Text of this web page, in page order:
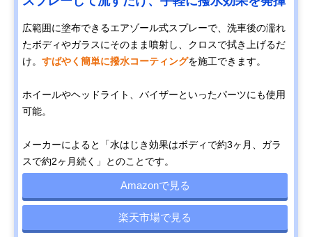
広範囲に塗布できるエアゾール式スプレーで、洗車後の濡れ
たボディやガラスにそのまま噴射し、クロスで拭き上げるだ
け。 すばやく簡単に撥水コーティングを施工できます。
ホイールやヘッドライト、バイザーといったパーツにも使用
可能。
メーカーによると「水はじき効果はボディで約3ヶ月、ガラ
スで約2ヶ月続く」とのことです。
Amazonで見る
楽天市場で見る